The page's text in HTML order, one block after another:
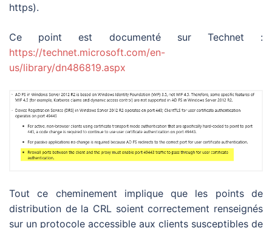
https).
Ce point est documenté sur Technet :
https://technet.microsoft.com/en-
us/library/dn486819.aspx
Tout ce cheminement implique que les points de
distribution de la CRL soient correctement renseignés
sur un protocole accessible aux clients susceptibles de